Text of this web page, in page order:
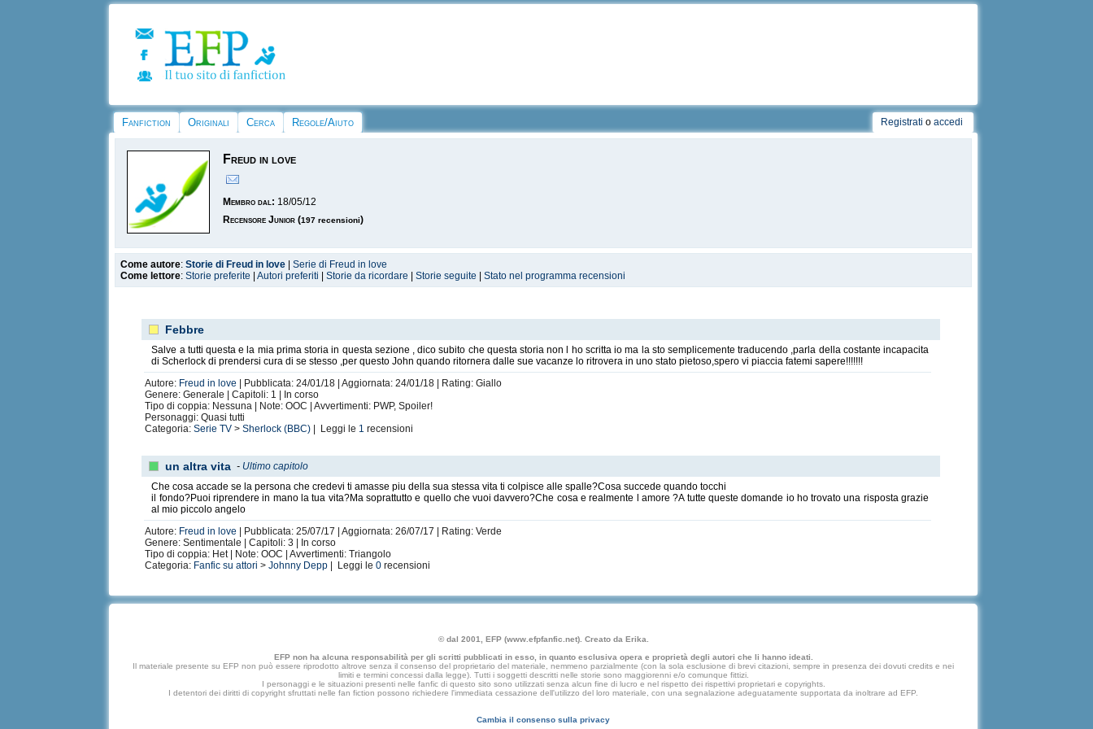
Fanfiction Originali Cerca Regole/Aiuto Registrati o accedi
Freud in love
Membro dal: 18/05/12
Recensore Junior (197 recensioni)
Come autore:Storie di Freud in love |Serie di Freud in love
Come lettore:Storie preferite |Autori preferiti |Storie da ricordare |Storie seguite |Stato nel programma recensioni
Febbre
Salve a tutti questa e la mia prima storia in questa sezione , dico subito che questa storia non l ho scritta io ma la sto semplicemente traducendo ,parla della costante incapacita
di Scherlock di prendersi cura di se stesso ,per questo John quando ritornera dalle sue vacanze lo ritrovera in uno stato pietoso,spero vi piaccia fatemi sapere!!!!!!!
Autore: Freud in love
| Pubblicata: 24/01/18 | Aggiornata: 24/01/18 | Rating: Giallo
Genere: Generale | Capitoli: 1 | In corso
Tipo di coppia: Nessuna | Note: OOC | Avvertimenti: PWP, Spoiler!
Personaggi: Quasi tutti
Categoria:Serie TV >Sherlock (BBC) | Leggi le 1 recensioni
un altra vita - Ultimo capitolo
Che cosa accade se la persona che credevi ti amasse piu della sua stessa vita ti colpisce alle spalle?Cosa succede quando tocchi
il fondo?Puoi riprendere in mano la tua vita?Ma soprattutto e quello che vuoi davvero?Che cosa e realmente l amore ?A tutte queste domande io ho trovato una risposta grazie
al mio piccolo angelo
Autore: Freud in love
| Pubblicata: 25/07/17 | Aggiornata: 26/07/17 | Rating: Verde
Genere: Sentimentale | Capitoli: 3 | In corso
Tipo di coppia: Het | Note: OOC | Avvertimenti: Triangolo
Categoria: Fanfic su attori >Johnny Depp | Leggi le0 recensioni
© dal 2001, EFP (www.efpfanfic.net). Creato da Erika.
EFP non ha alcuna responsabilità per gli scritti pubblicati in esso, in quanto esclusiva opera e proprietà degli autori che li hanno ideati.
Il materiale presente su EFP non può essere riprodotto altrove senza il consenso del proprietario del materiale, nemmeno parzialmente (con la sola esclusione di brevi citazioni, sempre in presenza dei dovuti credits e nei
limiti e termini concessi dalla legge). Tutti i soggetti descritti nelle storie sono maggiorenni e/o comunque fittizi.
I personaggi e le situazioni presenti nelle fanfic di questo sito sono utilizzati senza alcun fine di lucro e nel rispetto dei rispettivi proprietari e copyrights.
I detentori dei diritti di copyright sfruttati nelle fan fiction possono richiedere l'immediata cessazione dell'utilizzo del loro materiale, con una segnalazione adeguatamente supportata da inoltrare ad EFP.
Cambia il consenso sulla privacy